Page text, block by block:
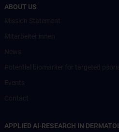
ABOUT US
APPLIED AI-RESEARCH IN